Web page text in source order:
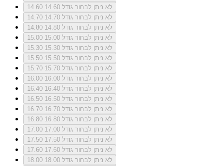
14.60
לא ניתן לבחור גודל 14.60
14.70
לא ניתן לבחור גודל 14.70
14.80
לא ניתן לבחור גודל 14.80
15.00
לא ניתן לבחור גודל 15.00
15.30
לא ניתן לבחור גודל 15.30
15.50
לא ניתן לבחור גודל 15.50
15.70
לא ניתן לבחור גודל 15.70
16.00
לא ניתן לבחור גודל 16.00
16.40
לא ניתן לבחור גודל 16.40
16.50
לא ניתן לבחור גודל 16.50
16.70
לא ניתן לבחור גודל 16.70
16.80
לא ניתן לבחור גודל 16.80
17.00
לא ניתן לבחור גודל 17.00
17.50
לא ניתן לבחור גודל 17.50
17.60
לא ניתן לבחור גודל 17.60
18.00
לא ניתן לבחור גודל 18.00